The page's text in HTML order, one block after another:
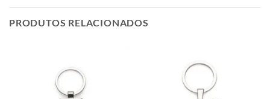
PRODUTOS RELACIONADOS